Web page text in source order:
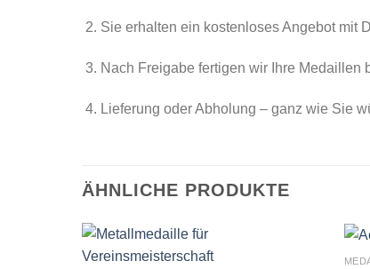
Sie erhalten ein kostenloses Angebot mit
Nach Freigabe fertigen wir Ihre Medaillen
Lieferung oder Abholung – ganz wie Sie
ÄHNLICHE PRODUKTE